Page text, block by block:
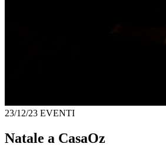
23/12/23 EVENTI
Natale a CasaOz